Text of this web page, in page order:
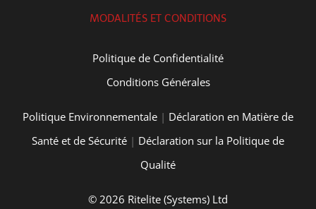
MODALITÉS ET CONDITIONS
Politique de Confidentialité
Conditions Générales
Politique Environnementale | Déclaration en Matière de
Santé et de Sécurité | Déclaration sur la Politique de
Qualité
© 2026 Ritelite (Systems) Ltd